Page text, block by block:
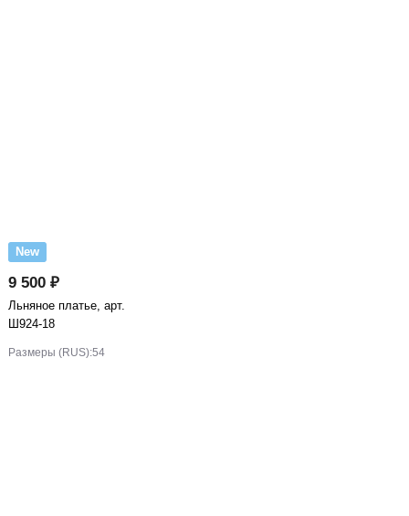
New
9 500 ₽
Льняное платье, арт.
Ш924-18
Размеры (RUS):54